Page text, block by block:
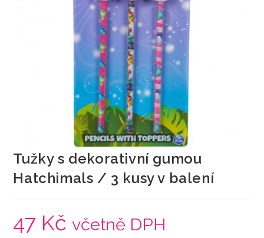
Tužky s dekorativní gumou
Hatchimals / 3 kusy v balení
47 Kč včetně DPH